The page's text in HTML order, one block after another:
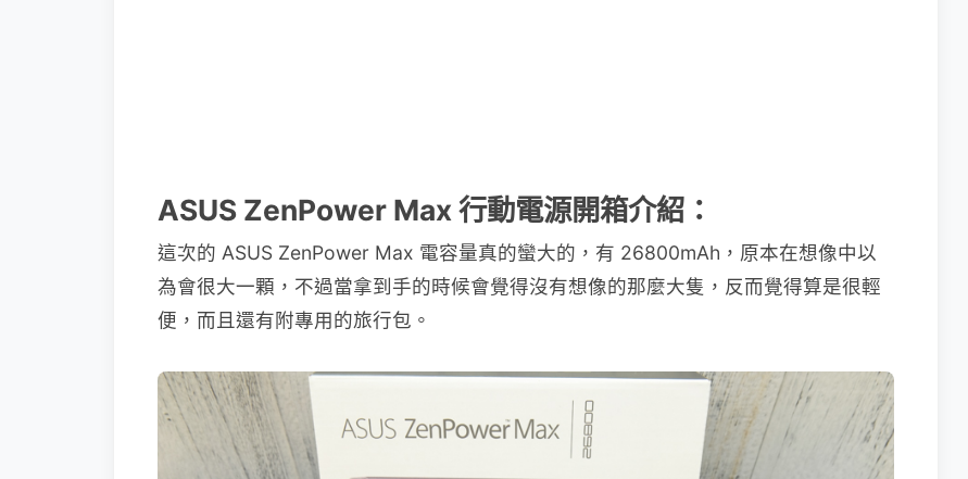
ASUS ZenPower Max 行動電源開箱介紹：
這次的 ASUS ZenPower Max 電容量真的蠻大的，有 26800mAh，原本在想像中以
為會很大一顆，不過當拿到手的時候會覺得沒有想像的那麼大隻，反而覺得算是很輕
便，而且還有附專用的旅行包。